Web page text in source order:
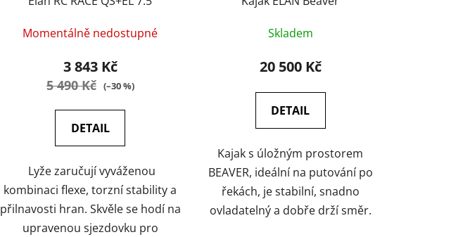
Momentálně nedostupné
3 843 Kč
5 490 Kč (–30 %)
DETAIL
Lyže zaručují vyváženou
kombinaci flexe, torzní stability a
přilnavosti hran. Skvěle se hodí na
upravenou sjezdovku pro
Skladem
20 500 Kč
DETAIL
Kajak s úložným prostorem
BEAVER, ideální na putování po
řekách, je stabilní, snadno
ovladatelný a dobře drží směr.